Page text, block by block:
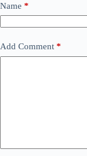
Name *
Add Comment *